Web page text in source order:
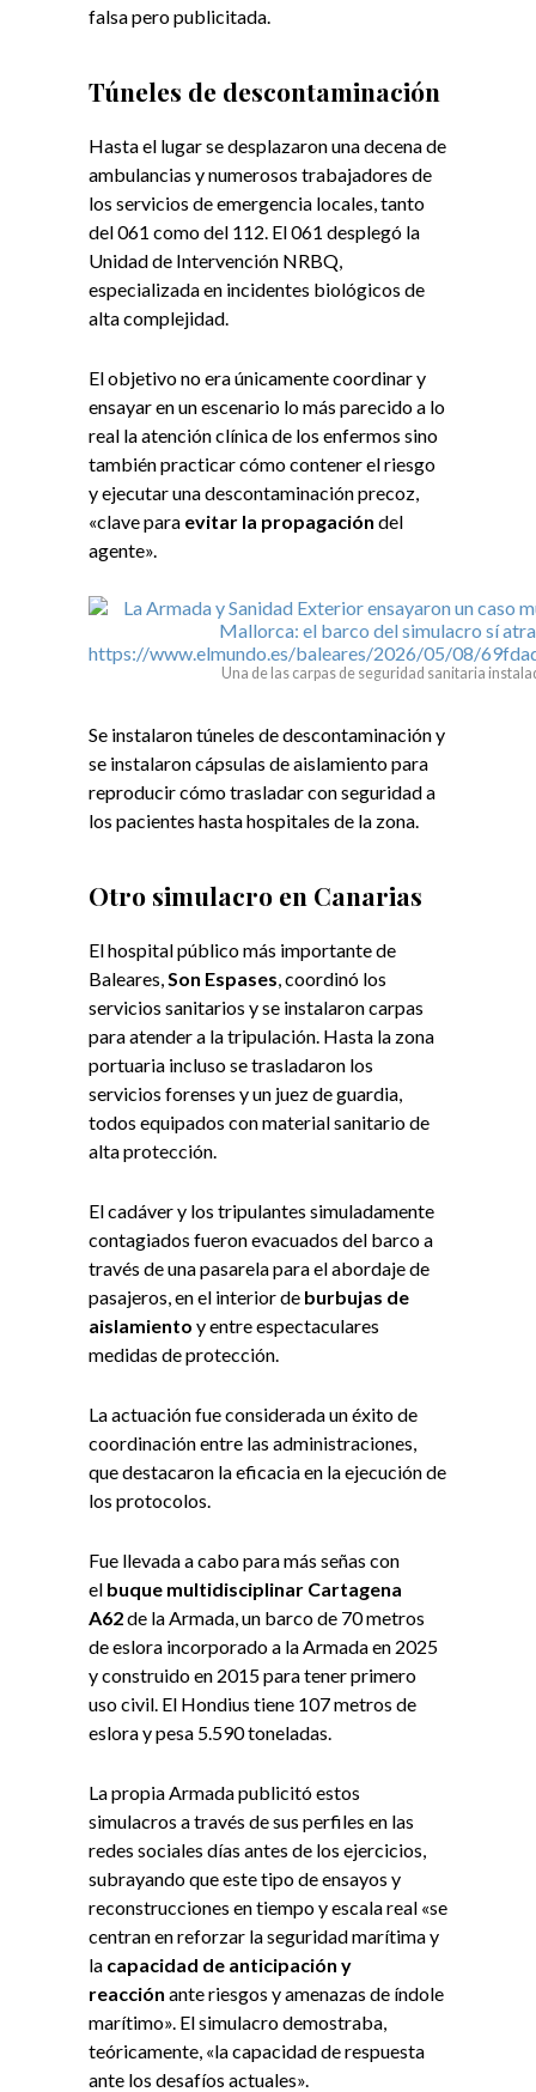
falsa pero publicitada.
Túneles de descontaminación
Hasta el lugar se desplazaron una decena de
ambulancias y numerosos trabajadores de
los servicios de emergencia locales, tanto
del 061 como del 112. El 061 desplegó la
Unidad de Intervención NRBQ,
especializada en incidentes biológicos de
alta complejidad.
El objetivo no era únicamente coordinar y
ensayar en un escenario lo más parecido a lo
real la atención clínica de los enfermos sino
también practicar cómo contener el riesgo
y ejecutar una descontaminación precoz,
«clave para evitar la propagación del
agente».
Una de las carpas de seguridad sanitaria
Se instalaron túneles de descontaminación y
se instalaron cápsulas de aislamiento para
reproducir cómo trasladar con seguridad a
los pacientes hasta hospitales de la zona.
Otro simulacro en Canarias
El hospital público más importante de
Baleares,Son Espases, coordinó los
servicios sanitarios y se instalaron carpas
para atender a la tripulación. Hasta la zona
portuaria incluso se trasladaron los
servicios forenses y un juez de guardia,
todos equipados con material sanitario de
alta protección.
El cadáver y los tripulantes simuladamente
contagiados fueron evacuados del barco a
través de una pasarela para el abordaje de
pasajeros, en el interior de burbujas de
aislamiento y entre espectaculares
medidas de protección.
La actuación fue considerada un éxito de
coordinación entre las administraciones,
que destacaron la eficacia en la ejecución de
los protocolos.
Fue llevada a cabo para más señas con
el buque multidisciplinar Cartagena
A62de la Armada, un barco de 70 metros
de eslora incorporado a la Armada en 2025
y construido en 2015 para tener primero
uso civil. El Hondius tiene 107 metros de
eslora y pesa 5.590 toneladas.
La propia Armada publicitó estos
simulacros a través de sus perfiles en las
redes sociales días antes de los ejercicios,
subrayando que este tipo de ensayos y
reconstrucciones en tiempo y escala real «se
centran en reforzar la seguridad marítima y
la capacidad de anticipación y
reacción ante riesgos y amenazas de índole
marítimo». El simulacro demostraba,
teóricamente, «la capacidad de respuesta
ante los desafíos actuales».